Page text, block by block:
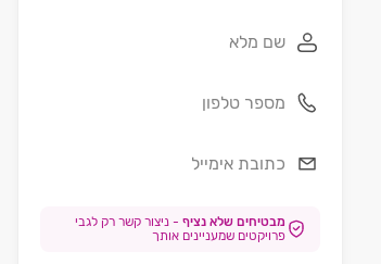
מבטיחים שלא נציף - ניצור קשר רק לגבי
פרויקטים שמעניינים אותך